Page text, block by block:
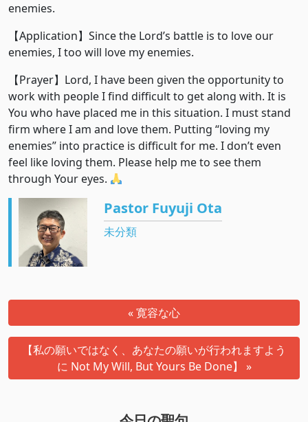
enemies.
【Application】Since the Lord’s battle is to love our
enemies, I too will love my enemies.
【Prayer】Lord, I have been given the opportunity to
work with people I find difficult to get along with. It is
You who have placed me in this situation. I must stand
firm where I am and love them. Putting “loving my
enemies” into practice is difficult for me. I don’t even
feel like loving them. Please help me to see them
through Your eyes.
Pastor Fuyuji Ota
未分類
« 寛容な心
【私の願いではなく、あなたの願いが行われますよう
に Not My Will, But Yours Be Done】 »